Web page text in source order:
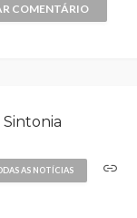
COMENTÁRIO
Sintonia
AS NOTÍCIAS